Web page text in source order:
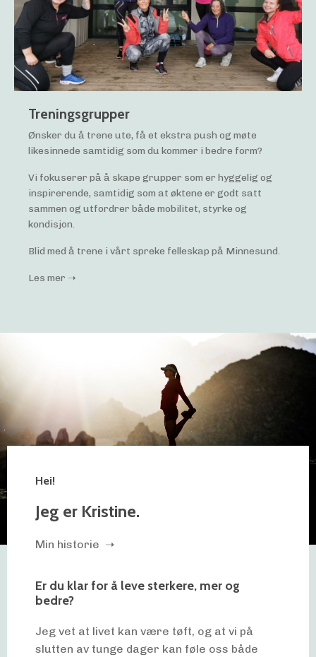
Treningsgrupper
Ønsker du å trene ute, få et ekstra push og møte
likesinnede samtidig som du kommer i bedre form?
Vi fokuserer på å skape grupper som er hyggelig og
inspirerende, samtidig som at øktene er godt satt
sammen og utfordrer både mobilitet, styrke og
kondisjon.
Blid med å trene i vårt spreke felleskap på Minnesund.
Les mer ➝
Hei!
Jeg er Kristine.
Min historie ➝
Er du klar for å leve sterkere, mer og
bedre?
Jeg vet at livet kan være tøft, og at vi på
slutten av tunge dager kan føle oss både